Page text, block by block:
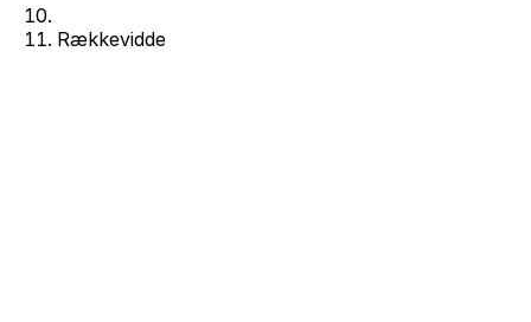
Rækkevidde